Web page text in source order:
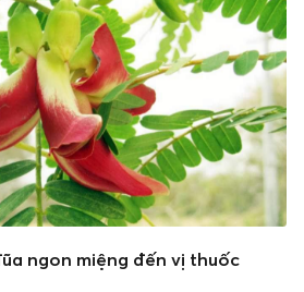
ngon miệng đến vị thuốc